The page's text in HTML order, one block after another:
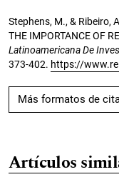
Stephens, M., & Ribeiro,
THE IMPORTANCE OF
Latinoamericana De
373-402. https://
Más formatos de
Artículos